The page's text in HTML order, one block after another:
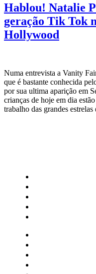
Hablou! Natalie
geração Tik Tok
Hollywood
Numa entrevista a Vanity
que é bastante conhecida
por sua ultima aparição em
crianças de hoje em dia
trabalho das grandes